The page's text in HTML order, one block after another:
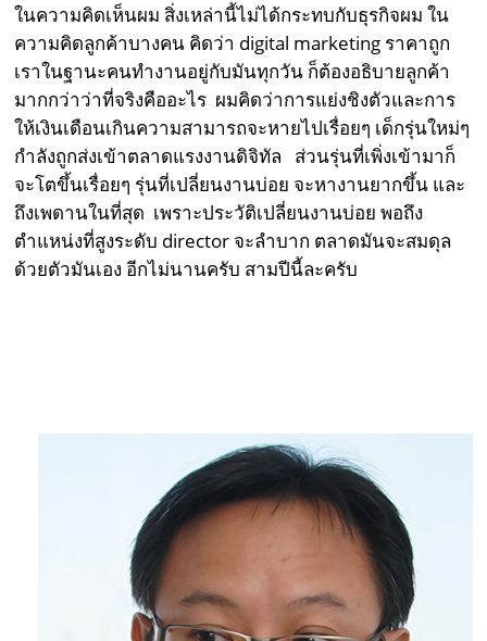
ในความคิดเห็นผม สิ่งเหล่านี้ไม่ได้กระทบกับธุรกิจผม ใน
ความคิดลูกค้าบางคน คิดว่า digital marketing ราคาถูก
เราในฐานะคนทำงานอยู่กับมันทุกวัน ก็ต้องอธิบายลูกค้า
มากกว่าว่าที่จริงคืออะไร ผมคิดว่าการแย่งชิงตัวและการ
ให้เงินเดือนเกินความสามารถจะหายไปเรื่อยๆ เด็กรุ่นใหม่ๆ
กำลังถูกส่งเข้าตลาดแรงงานดิจิทัล ส่วนรุ่นที่เพิ่งเข้ามาก็
จะโตขึ้นเรื่อยๆ รุ่นที่เปลี่ยนงานบ่อย จะหางานยากขึ้น และ
ถึงเพดานในที่สุด เพราะประวัติเปลี่ยนงานบ่อย พอถึง
ตำแหน่งที่สูงระดับ director จะลำบาก ตลาดมันจะสมดุล
ด้วยตัวมันเอง อีกไม่นานครับ สามปีนี้ละครับ